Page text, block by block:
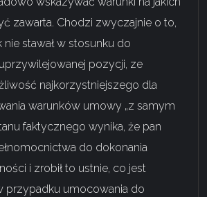
zawarta. Chodzi zwyczajnie o to,
stawał w stosunku do
pozycji, ze
najkorzystniejszego dla
warunków umowy „z samym
faktycznego wynika, że pan
do dokonania
i zrobił to ustnie, co jest
przypadku umocowania do